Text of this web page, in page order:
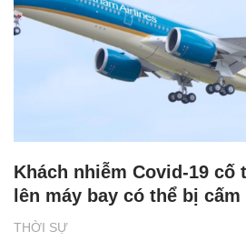
THỜI SỰ
Khách nhiễm Covid-19 cố
lên máy bay có thể bị